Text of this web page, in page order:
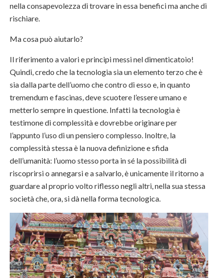
nella consapevolezza di trovare in essa benefici ma anche di
rischiare.
Ma cosa può aiutarlo?
Il riferimento a valori e principi messi nel dimenticatoio!
Quindi, credo che la tecnologia sia un elemento terzo che è
sia dalla parte dell’uomo che contro di esso e, in quanto
tremendum e fascinas, deve scuotere l’essere umano e
metterlo sempre in questione. Infatti la tecnologia è
testimone di complessità e dovrebbe originare per
l’appunto l’uso di un pensiero complesso. Inoltre, la
complessità stessa è la nuova definizione e sfida
dell’umanità: l’uomo stesso porta in sé la possibilità di
riscoprirsi o annegarsi e a salvarlo, è unicamente il ritorno a
guardare al proprio volto riflesso negli altri, nella sua stessa
società che, ora, si dà nella forma tecnologica.